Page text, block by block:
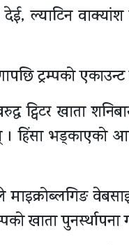
ल्याटिन
ट्रम्पको एकाउन्ट
अवरुद्ध ट्विटर खाता
भड्काएको
माइक्रोब्लगिङ
खाता